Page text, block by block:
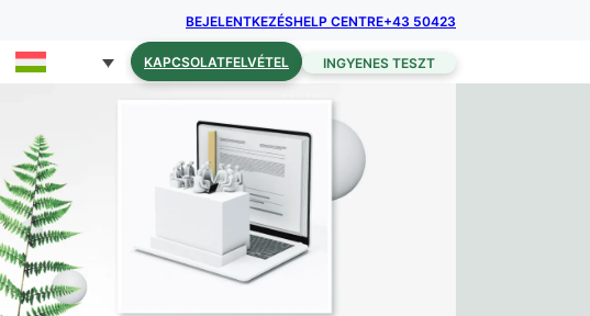
BEJELENTKEZÉSHELP CENTRE+43 50423
KAPCSOLATFELVÉTEL INGYENES TESZT